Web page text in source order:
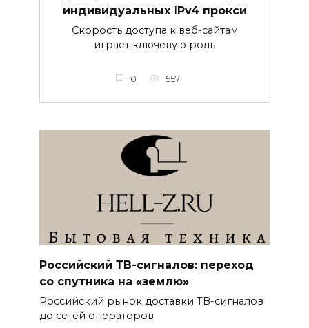
индивидуальных IPv4 прокси
Скорость доступа к веб-сайтам
играет ключевую роль
0 557
Российский ТВ-сигналов: переход
со спутника на «землю»
Российский рынок доставки ТВ-сигналов
до сетей операторов